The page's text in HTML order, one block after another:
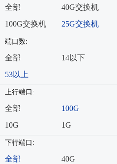
全部
40G交换机
100G交换机
25G交换机
端口数:
全部 14以下
53以上
上行端口:
全部 100G
10G
1G
下行端口:
全部 40G